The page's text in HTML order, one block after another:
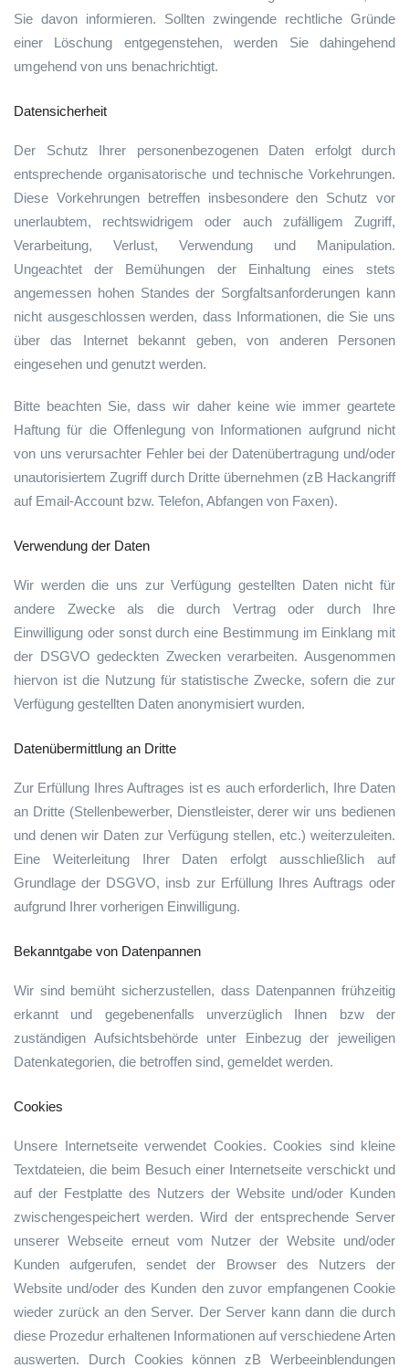
Sie davon informieren. Sollten zwingende rechtliche Gründe
einer Löschung entgegenstehen, werden Sie dahingehend
umgehend von uns benachrichtigt.
Datensicherheit
Der Schutz Ihrer personenbezogenen Daten erfolgt durch
entsprechende organisatorische und technische Vorkehrungen.
Diese Vorkehrungen betreffen insbesondere den Schutz vor
unerlaubtem, rechtswidrigem oder auch zufälligem Zugriff,
Verarbeitung, Verlust, Verwendung und Manipulation.
Ungeachtet der Bemühungen der Einhaltung eines stets
angemessen hohen Standes der Sorgfaltsanforderungen kann
nicht ausgeschlossen werden, dass Informationen, die Sie uns
über das Internet bekannt geben, von anderen Personen
eingesehen und genutzt werden.
Bitte beachten Sie, dass wir daher keine wie immer geartete
Haftung für die Offenlegung von Informationen aufgrund nicht
von uns verursachter Fehler bei der Datenübertragung und/oder
unautorisiertem Zugriff durch Dritte übernehmen (zB Hackangriff
auf Email-Account bzw. Telefon, Abfangen von Faxen).
Verwendung der Daten
Wir werden die uns zur Verfügung gestellten Daten nicht für
andere Zwecke als die durch Vertrag oder durch Ihre
Einwilligung oder sonst durch eine Bestimmung im Einklang mit
der DSGVO gedeckten Zwecken verarbeiten. Ausgenommen
hiervon ist die Nutzung für statistische Zwecke, sofern die zur
Verfügung gestellten Daten anonymisiert wurden.
Datenübermittlung an Dritte
Zur Erfüllung Ihres Auftrages ist es auch erforderlich, Ihre Daten
an Dritte (Stellenbewerber, Dienstleister, derer wir uns bedienen
und denen wir Daten zur Verfügung stellen, etc.) weiterzuleiten.
Eine Weiterleitung Ihrer Daten erfolgt ausschließlich auf
Grundlage der DSGVO, insb zur Erfüllung Ihres Auftrags oder
aufgrund Ihrer vorherigen Einwilligung.
Bekanntgabe von Datenpannen
Wir sind bemüht sicherzustellen, dass Datenpannen frühzeitig
erkannt und gegebenenfalls unverzüglich Ihnen bzw der
zuständigen Aufsichtsbehörde unter Einbezug der jeweiligen
Datenkategorien, die betroffen sind, gemeldet werden.
Cookies
Unsere Internetseite verwendet Cookies. Cookies sind kleine
Textdateien, die beim Besuch einer Internetseite verschickt und
auf der Festplatte des Nutzers der Website und/oder Kunden
zwischengespeichert werden. Wird der entsprechende Server
unserer Webseite erneut vom Nutzer der Website und/oder
Kunden aufgerufen, sendet der Browser des Nutzers der
Website und/oder des Kunden den zuvor empfangenen Cookie
wieder zurück an den Server. Der Server kann dann die durch
diese Prozedur erhaltenen Informationen auf verschiedene Arten
auswerten. Durch Cookies können zB Werbeeinblendungen